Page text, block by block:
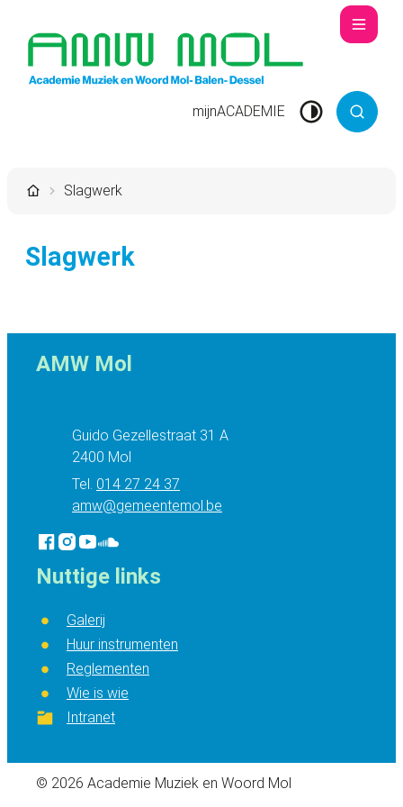
Academie Muziek en Woord Mol
mijnACADEMIE Hoog contrast
Zoek
Menu
Startpagina
Slagwerk
Slagwerk
Contact & openingsuren
AMW Mol
AdresGuido Gezellestraat 31 A
,2400 Mol
014 27 24 37
E-mailamw@gemeentemol.be
FacebookAMW Mol
Instagram
YouTube
Soundcloud
Nuttige links
Galerij
Huur instrumenten
Reglementen
Wie is wie
Intranet
© 2026 Academie Muziek en Woord Mol